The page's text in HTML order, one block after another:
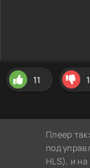
11
Плеер
под
HLS), и